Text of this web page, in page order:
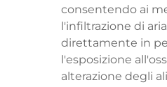
consentendo ai
l'infiltrazione di
direttamente in
l'esposizione
alterazione degli